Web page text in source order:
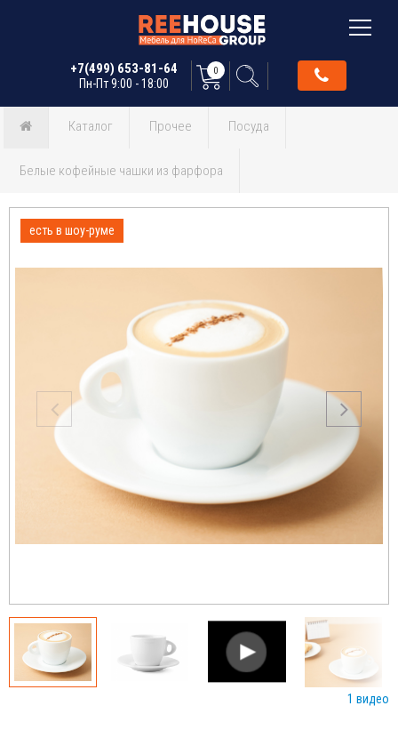
+7(499) 653-81-64
Пн-Пт 9:00 - 18:00
0
Каталог Прочее Посуда
Белые кофейные чашки из фарфора
есть в шоу-руме
1 видео